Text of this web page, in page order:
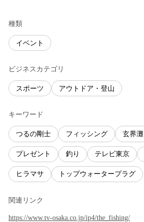
種類
イベント
ビジネスカテゴリ
スポーツ アウトドア・登山
キーワード
つるの剛士 フィッシング 玄界灘
プレゼント 釣り テレビ東京
ヒラマサ トップウォータープラグ
関連リンク
https://www.tv-osaka.co.jp/ip4/the_fishing/